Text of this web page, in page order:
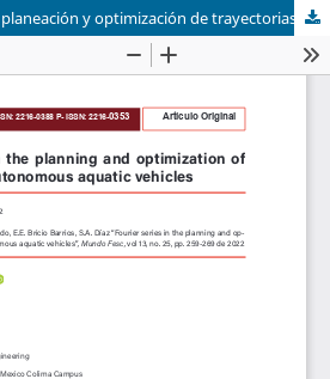
Series de Fourier en la planeación y optimización de trayectorias de vehículos acuáticos autónomos